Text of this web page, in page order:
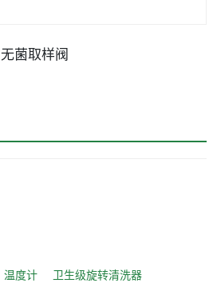
无菌取样阀
温度计 卫生级旋转清洗器